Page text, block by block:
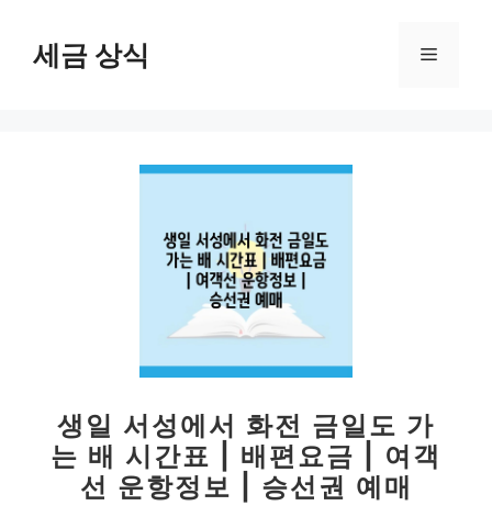
세금 상식 메
생일 서성에서 화전 금일도 가
는 배 시간표 | 배편요금 | 여객
선 운항정보 | 승선권 예매